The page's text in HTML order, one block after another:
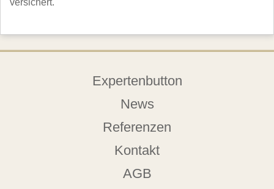
versichert.
Expertenbutton
News
Referenzen
Kontakt
AGB